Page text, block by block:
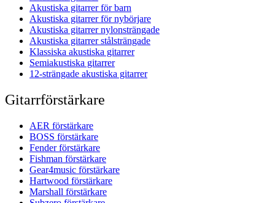
Akustiska gitarrer för barn
Akustiska gitarrer för nybörjare
Akustiska gitarrer nylonsträngade
Akustiska gitarrer stålsträngade
Klassiska akustiska gitarrer
Semiakustiska gitarrer
12-strängade akustiska gitarrer
Gitarrförstärkare
AER förstärkare
BOSS förstärkare
Fender förstärkare
Fishman förstärkare
Gear4music förstärkare
Hartwood förstärkare
Marshall förstärkare